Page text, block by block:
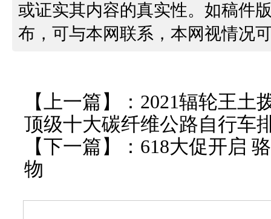
或证实其内容的真实性。如稿件
布，可与本网联系，本网视情况
【上一篇】： 2021辐轮王土
顶级十大碳纤维公路自行车
【下一篇】： 618大促开启
物